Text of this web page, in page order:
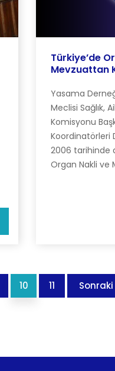
Türkiye’de
Mevzuattan
Yasama
Meclisi Sağlık,
Komisyonu
Koordinatörleri
2006 tarihinde
Organ Nakli ve
10 11